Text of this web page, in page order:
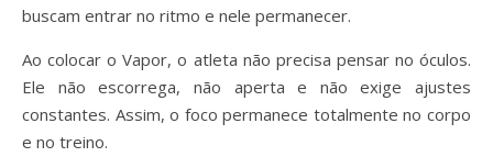
buscam entrar no ritmo e nele permanecer.
Ao colocar o Vapor, o atleta não precisa pensar no óculos.
Ele não escorrega, não aperta e não exige ajustes
constantes. Assim, o foco permanece totalmente no corpo
e no treino.